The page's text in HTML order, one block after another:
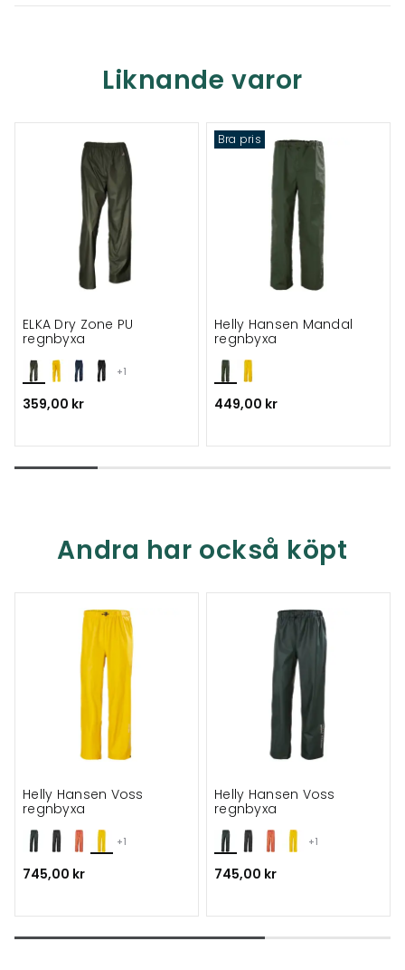
Liknande varor
+1
ELKA Dry Zone PU
regnbyxa
359,00 kr
Bra pris
Helly Hansen Mandal
regnbyxa
449,00 kr
Andra har också köpt
+1
Helly Hansen Voss
regnbyxa
745,00 kr
+1
Helly Hansen Voss
regnbyxa
745,00 kr